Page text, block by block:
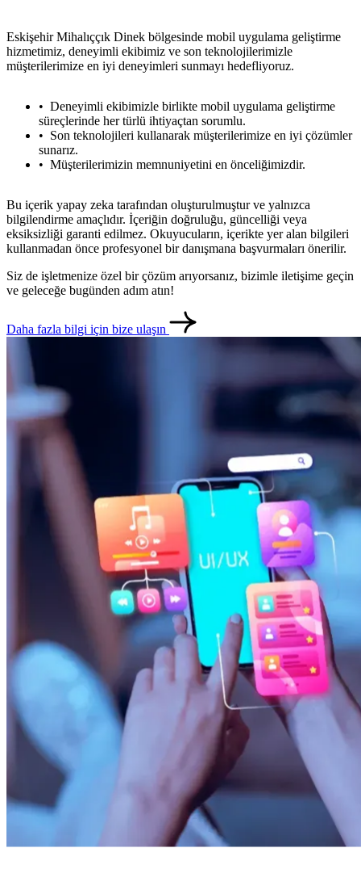
İletişim
Eskişehir Mihalıççık Dinek bölgesinde mobil uygulama geliştirme
hizmetimiz, deneyimli ekibimiz ve son teknolojilerimizle
müşterilerimize en iyi deneyimleri sunmayı hedefliyoruz.
Deneyimli ekibimizle birlikte mobil uygulama geliştirme
süreçlerinde her türlü ihtiyaçtan sorumlu.
Son teknolojileri kullanarak müşterilerimize en iyi çözümler
sunarız.
Müşterilerimizin memnuniyetini en önceliğimizdir.
Bu içerik yapay zeka tarafından oluşturulmuştur ve yalnızca
bilgilendirme amaçlıdır. İçeriğin doğruluğu, güncelliği veya
eksiksizliği garanti edilmez. Okuyucuların, içerikte yer alan bilgileri
kullanmadan önce profesyonel bir danışmana başvurmaları önerilir.
Siz de işletmenize özel bir çözüm arıyorsanız, bizimle iletişime geçin
ve geleceğe bugünden adım atın!
Daha fazla bilgi için bize ulaşın